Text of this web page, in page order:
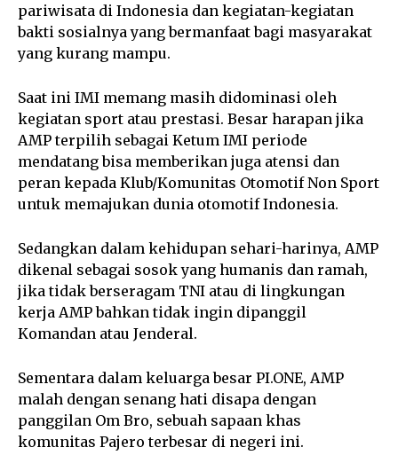
pariwisata di Indonesia dan kegiatan-kegiatan
bakti sosialnya yang bermanfaat bagi masyarakat
yang kurang mampu.
Saat ini IMI memang masih didominasi oleh
kegiatan sport atau prestasi. Besar harapan jika
AMP terpilih sebagai Ketum IMI periode
mendatang bisa memberikan juga atensi dan
peran kepada Klub/Komunitas Otomotif Non Sport
untuk memajukan dunia otomotif Indonesia.
Sedangkan dalam kehidupan sehari-harinya, AMP
dikenal sebagai sosok yang humanis dan ramah,
jika tidak berseragam TNI atau di lingkungan
kerja AMP bahkan tidak ingin dipanggil
Komandan atau Jenderal.
Sementara dalam keluarga besar PI.ONE, AMP
malah dengan senang hati disapa dengan
panggilan Om Bro, sebuah sapaan khas
komunitas Pajero terbesar di negeri ini.